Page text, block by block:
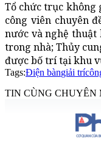
Tổ chức trục không
công viên chuyên
nước và nghệ thuật
trong nhà; Thủy
được bố trí tại khu
Tags:Điện bàngiải trí
TIN CÙNG CHUYÊN